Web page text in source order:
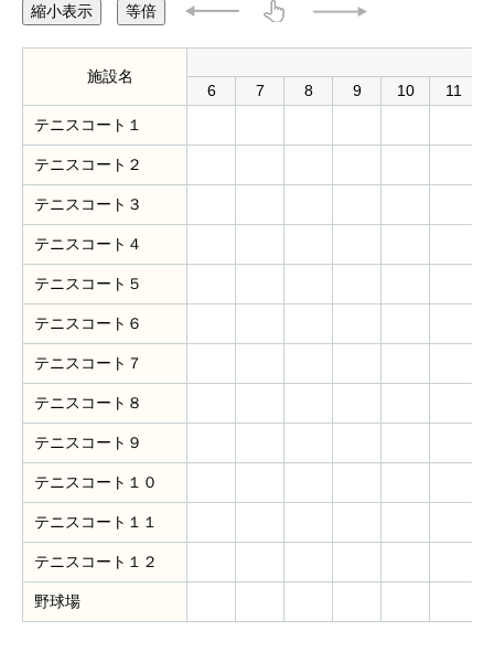
縮小表示 等倍
施設名
6
7 8 9 10 11
テニスコート１
テニスコート２
テニスコート３
テニスコート４
テニスコート５
テニスコート６
テニスコート７
テニスコート８
テニスコート９
テニスコート１０
テニスコート１１
テニスコート１２
野球場